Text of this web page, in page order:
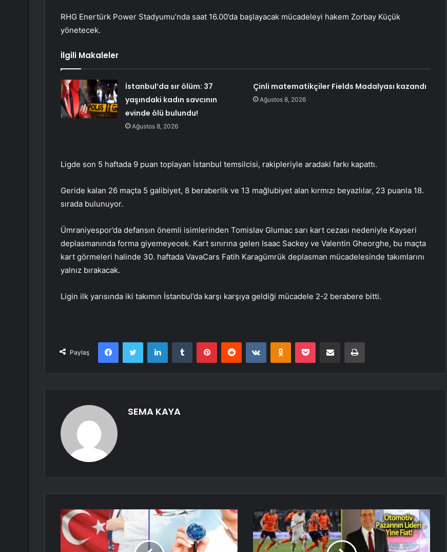
RHG Enertürk Power Stadyumu’nda saat 16.00’da başlayacak mücadeleyi hakem Zorbay Küçük
yönetecek.
İlgili Makaleler
İstanbul’da sır ölüm: 37
yaşındaki kadın savcının
evinde ölü bulundu!
Ağustos 8, 2026
Çinli matematikçiler Fields Madalyası kazandı
Ağustos 8, 2026
Ligde son 5 haftada 9 puan toplayan İstanbul temsilcisi, rakipleriyle aradaki farkı kapattı.
Geride kalan 26 maçta 5 galibiyet, 8 beraberlik ve 13 mağlubiyet alan kırmızı beyazlılar, 23 puanla 18.
sırada bulunuyor.
Ümraniyespor’da defansın önemli isimlerinden Tomislav Glumac sarı kart cezası nedeniyle Kayseri
deplasmanında forma giyemeyecek. Kart sınırına gelen Isaac Sackey ve Valentin Gheorghe, bu maçta
kart görmeleri halinde 30. haftada VavaCars Fatih Karagümrük deplasman mücadelesinde takımlarını
yalnız bırakacak.
Ligin ilk yarısında iki takımın İstanbul’da karşı karşıya geldiği mücadele 2-2 berabere bitti.
Paylaş
FacebookTwitter LinkedInTumblr PinterestReddit VKontakteOdnoklassniki
Pocket E-Posta ile paylaş Yazdır
SEMA KAYA